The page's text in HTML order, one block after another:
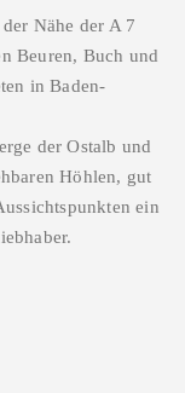
Nähe der A 7
Beuren, Buch und
in Baden-
der Ostalb und
Höhlen, gut
ein